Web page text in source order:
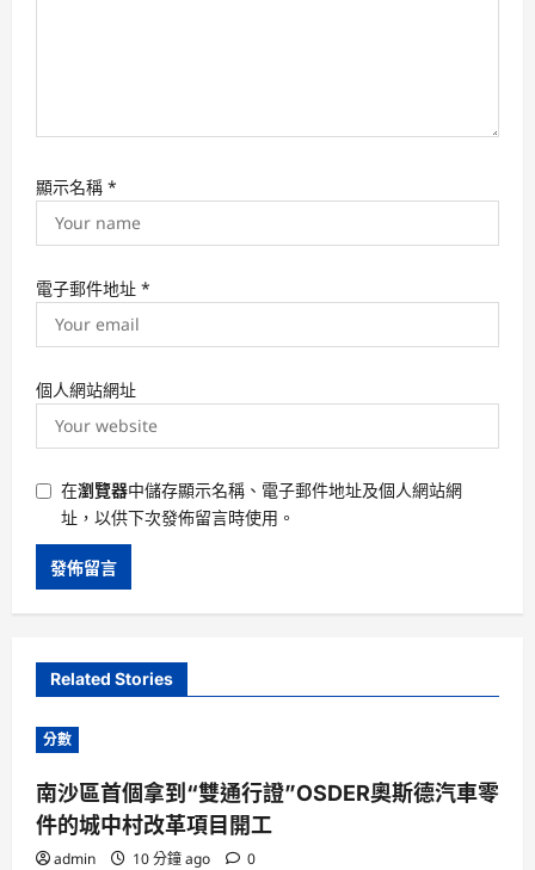
顯示名稱 *
電子郵件地址 *
個人網站網址
在瀏覽器中儲存顯示名稱、電子郵件地址及個人網站網
址，以供下次發佈留言時使用。
Related Stories
分數
南沙區首個拿到“雙通行證”OSDER奧斯德汽車零
件的城中村改革項目開工
admin 10 分鐘 ago 0